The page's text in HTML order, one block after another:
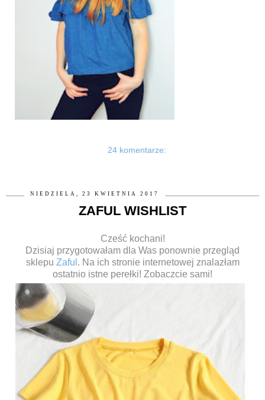
24 komentarze:
NIEDZIELA, 23 KWIETNIA 2017
ZAFUL WISHLIST
Cześć kochani!
Dzisiaj przygotowałam dla Was ponownie przegląd
sklepu Zaful . Na ich stronie internetowej znalazłam
ostatnio istne perełki! Zobaczcie sami!